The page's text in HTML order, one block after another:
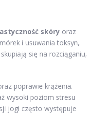
skóry oraz
i usuwania toksyn,
się na rozciąganiu,
poprawie krążenia.
wysoki poziom stresu
jogi często występuje